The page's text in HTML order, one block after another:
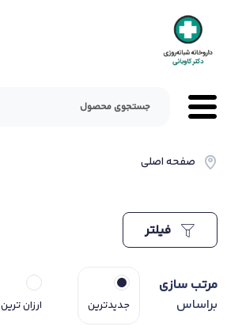
صفحه اصلی
مرتب سازی
براساس
جدیدترین ارزان ترین